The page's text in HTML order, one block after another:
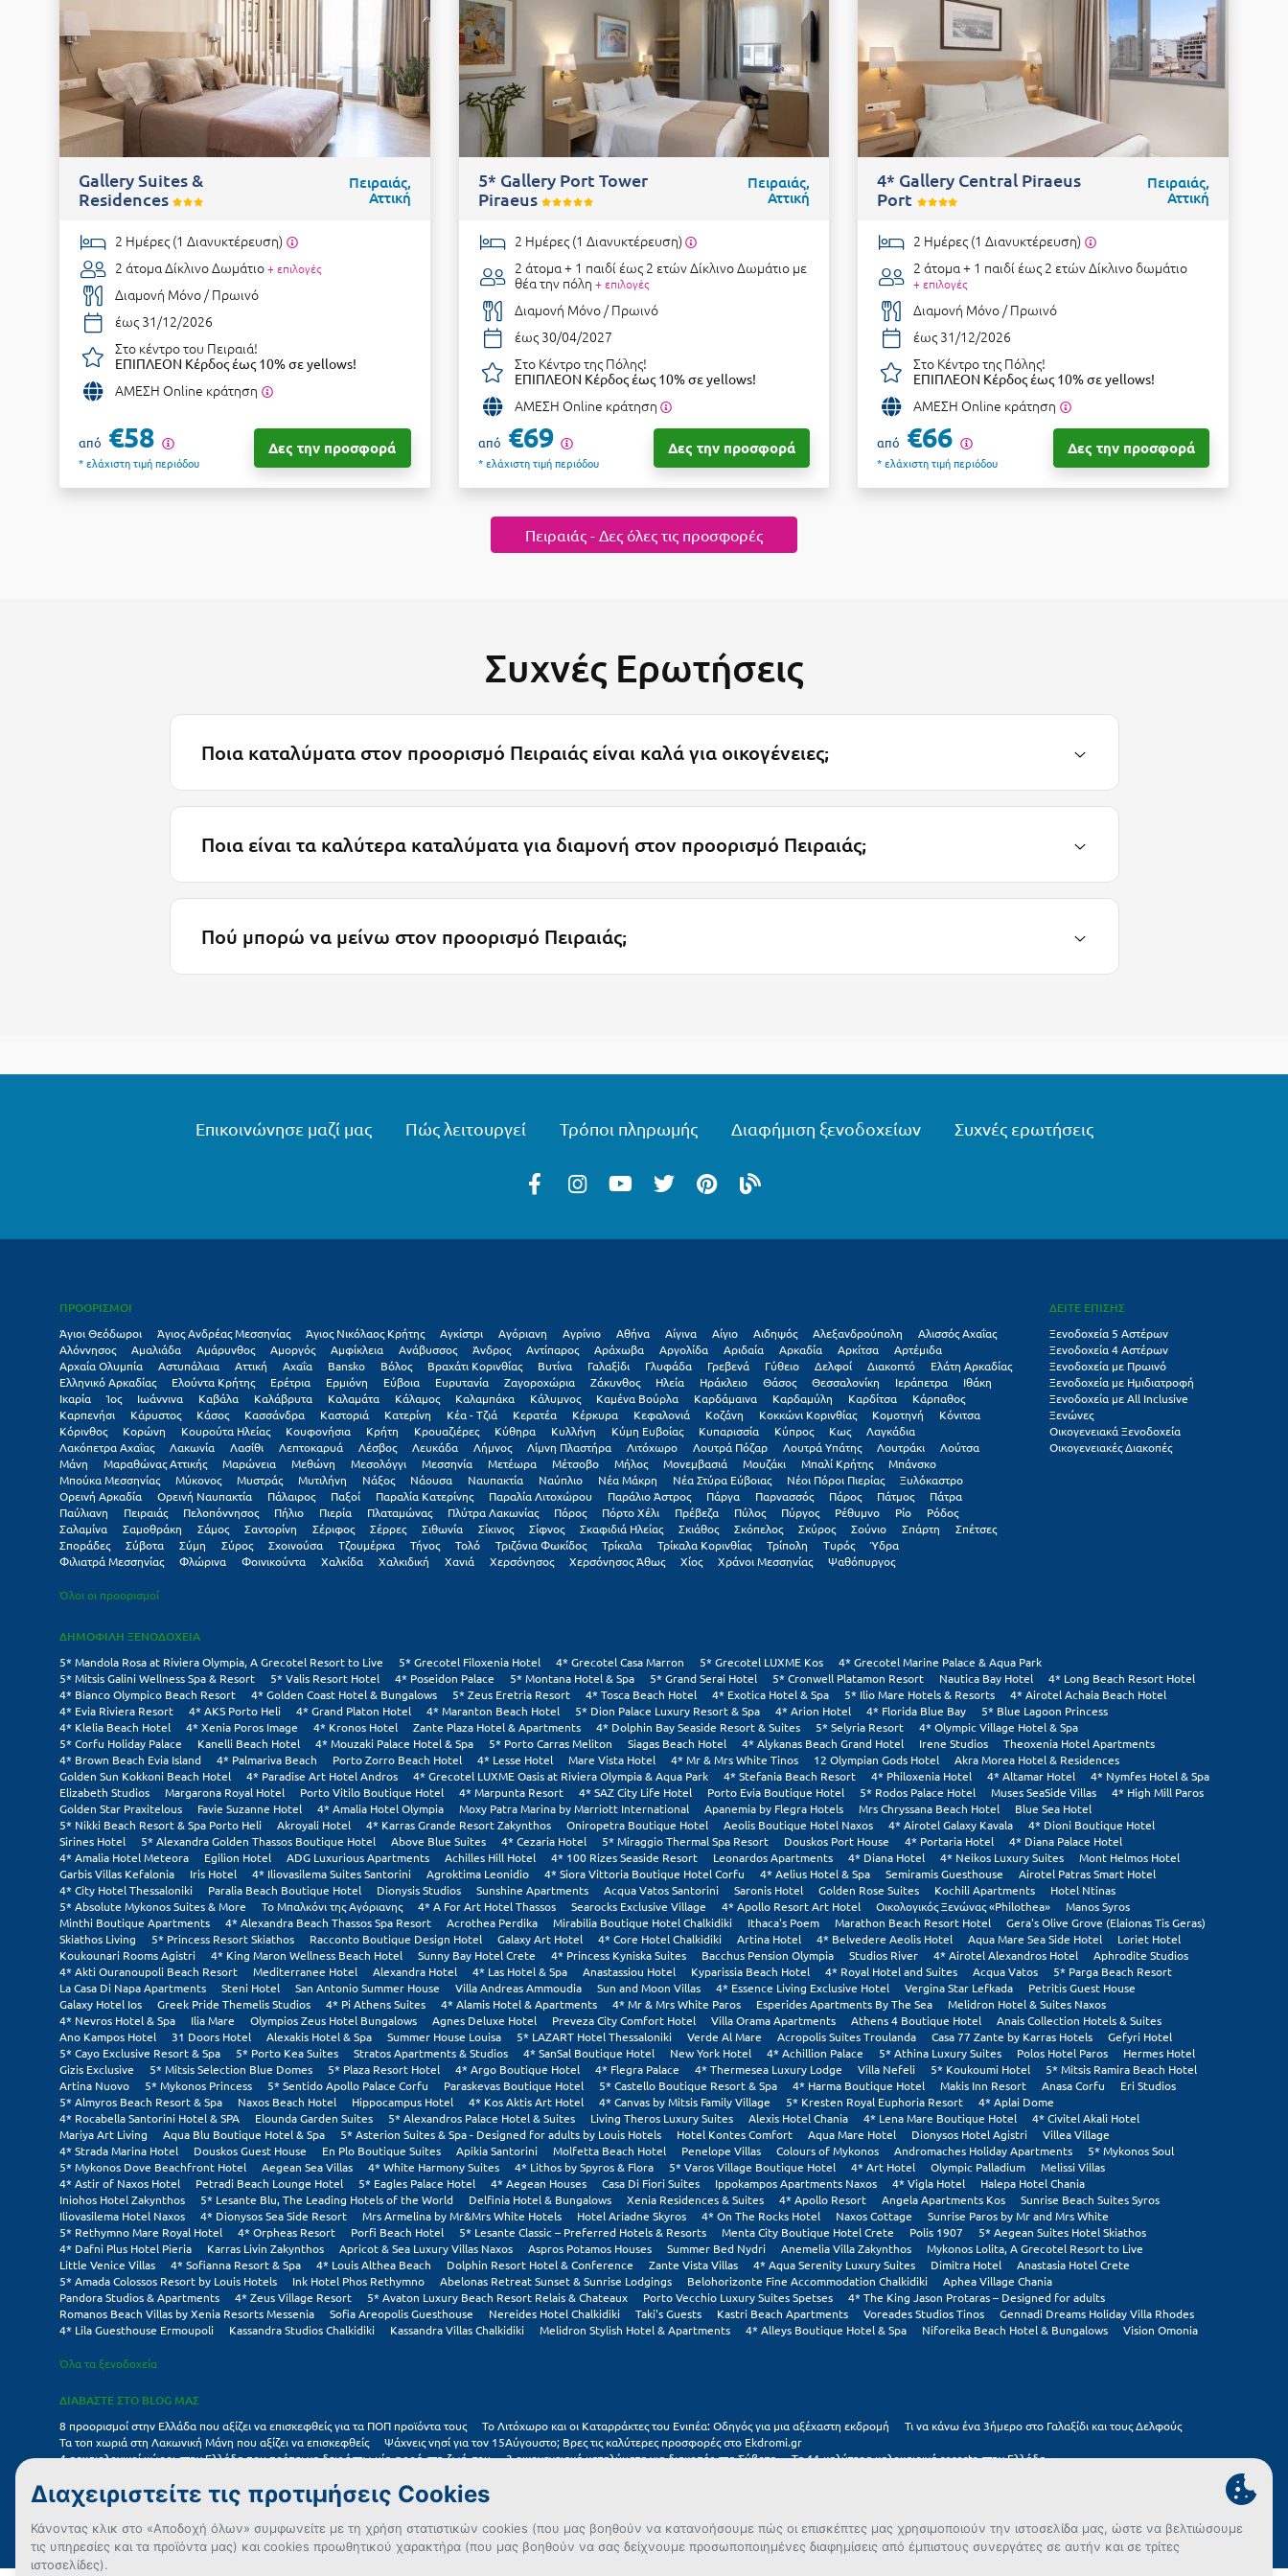
Gallery Suites &
Residences
Πειραιάς,
Αττική
2 Ημέρες (1 Διανυκτέρευση)
2 άτομαΔίκλινο Δωμάτιο+ επιλογές
Διαμονή Μόνο / Πρωινό
έως 31/12/2026
Στο κέντρο του Πειραιά!
ΕΠΙΠΛΕΟΝ Κέρδος έως 10% σε yellows!
ΑΜΕΣΗ Online κράτηση
από €58
* ελάχιστη τιμή περιόδου
Δες την προσφορά
5* Gallery Port Tower
Piraeus
Πειραιάς,
Αττική
2 Ημέρες (1 Διανυκτέρευση)
2 άτομα + 1 παιδί έως 2 ετώνΔίκλινο Δωμάτιο με
θέα την πόλη + επιλογές
Διαμονή Μόνο / Πρωινό
έως 30/04/2027
Στο Κέντρο της Πόλης!
ΕΠΙΠΛΕΟΝ Κέρδος έως 10% σε yellows!
ΑΜΕΣΗ Online κράτηση
από €69
* ελάχιστη τιμή περιόδου
Δες την προσφορά
4* Gallery Central Piraeus
Port
Πειραιάς,
Αττική
2 Ημέρες (1 Διανυκτέρευση)
2 άτομα + 1 παιδί έως 2 ετώνΔίκλινο δωμάτιο
+ επιλογές
Διαμονή Μόνο / Πρωινό
έως 31/12/2026
Στο Κέντρο της Πόλης!
ΕΠΙΠΛΕΟΝ Κέρδος έως 10% σε yellows!
ΑΜΕΣΗ Online κράτηση
από €66
* ελάχιστη τιμή περιόδου
Δες την προσφορά
Πειραιάς - Δες όλες τις προσφορές
Συχνές Ερωτήσεις
Ποια καταλύματα στον προορισμό Πειραιάς είναι καλά για οικογένειες;
Ποια είναι τα καλύτερα καταλύματα για διαμονή στον προορισμό Πειραιάς;
Πού μπορώ να μείνω στον προορισμό Πειραιάς;
Επικοινώνησε μαζί μας Πώς λειτουργεί Τρόποι πληρωμής Διαφήμιση ξενοδοχείων Συχνές ερωτήσεις
ΠΡΟΟΡΙΣΜΟΙ
Άγιοι Θεόδωροι Άγιος Ανδρέας Μεσσηνίας Άγιος Νικόλαος Κρήτης Αγκίστρι Αγόριανη Αγρίνιο Αθήνα Αίγινα Αίγιο Αιδηψός Αλεξανδρούπολη
Αλισσός Αχαΐας
Αλόννησος
Αμαλιάδα Αμάρυνθος Αμοργός Αμφίκλεια Ανάβυσσος Άνδρος Αντίπαρος Αράχωβα Αργολίδα Αριδαία Αρκαδία Αρκίτσα
Αρτέμιδα
Αρχαία Ολυμπία
Αστυπάλαια Αττική Αχαΐα Βansko Βόλος Βραχάτι Κορινθίας Βυτίνα Γαλαξiδι Γλυφάδα Γρεβενά Γύθειο Δελφοί Διακοπτό
Ελάτη Αρκαδίας
Ελληνικό Αρκαδίας
Ελούντα Κρήτης Ερέτρια Ερμιόνη Εύβοια Ευρυτανία Ζαγοροχώρια Ζάκυνθος Ηλεία Ηράκλειο Θάσος Θεσσαλονίκη Ιεράπετρα
Ιθάκη
Ικαρία
Ίος Ιωάννινα Καβάλα Καλάβρυτα Καλαμάτα Κάλαμος Καλαμπάκα Κάλυμνος Καμένα Βούρλα Καρδάμαινα Καρδαμύλη Καρδίτσα
Κάρπαθος
Καρπενήσι
Κάρυστος Κάσος Κασσάνδρα Καστοριά Κατερίνη Κέα - Τζιά Κερατέα Κέρκυρα Κεφαλονιά Κοζάνη Κοκκώνι Κορινθίας Κομοτηνή
Κόνιτσα
Κόρινθος
Κορώνη Κουρούτα Ηλείας Κουφονήσια Κρήτη Κρουαζιέρες Κύθηρα Κυλλήνη Κύμη Ευβοίας Κυπαρισσία Κύπρος Κως
Λαγκάδια
Λακόπετρα Αχαΐας
Λακωνία Λασίθι Λεπτοκαρυά Λέσβος Λευκάδα Λήμνος Λίμνη Πλαστήρα Λιτόχωρο Λουτρά Πόζαρ Λουτρά Υπάτης Λουτράκι
Λούτσα
Μάνη
Μαραθώνας Αττικής Μαρώνεια Μεθώνη Μεσολόγγι Μεσσηνία Μετέωρα Μέτσοβο Μήλος Μονεμβασιά Μουζάκι Μπαλί Κρήτης
Μπάνσκο
Μπούκα Μεσσηνίας
Μύκονος Μυστράς Μυτιλήνη Νάξος Νάουσα Ναυπακτία Ναύπλιο Νέα Μάκρη Νέα Στύρα Εύβοιας Νέοι Πόροι Πιερίας
Ξυλόκαστρο
Ορεινή Αρκαδία
Ορεινή Ναυπακτία Πάλαιρος Παξοί Παραλία Κατερίνης Παραλία Λιτοχώρου Παράλιο Άστρος Πάργα Παρνασσός Πάρος Πάτμος
Πάτρα
Παύλιανη
Πειραιάς Πελοπόννησος Πήλιο Πιερία Πλαταμώνας Πλύτρα Λακωνίας Πόρος Πόρτο Χέλι Πρέβεζα Πύλος Πύργος Ρέθυμνο Ρίο
Ρόδος
Σαλαμίνα
Σαμοθράκη Σάμος Σαντορίνη Σέριφος Σέρρες Σιθωνία Σίκινος Σίφνος Σκαφιδιά Ηλείας Σκιάθος Σκόπελος Σκύρος Σούνιο Σπάρτη
Σπέτσες
Σποράδες
Σύβοτα Σύμη Σύρος Σχοινούσα Τζουμέρκα Τήνος Τολό Τριζόνια Φωκίδος Τρίκαλα Τρίκαλα Κορινθίας Τρίπολη Τυρός
Ύδρα
Φιλιατρά Μεσσηνίας
Φλώρινα Φοινικούντα Χαλκίδα Χαλκιδική Χανιά Χερσόνησος Χερσόνησος Άθως Χίος Χράνοι Μεσσηνίας Ψαθόπυργος
Όλοι οι προορισμοί
ΔΕΙΤΕ ΕΠΙΣΗΣ
Ξενοδοχεία 5 Αστέρων
Ξενοδοχεία 4 Αστέρων
Ξενοδοχεία με Πρωινό
Ξενοδοχεία με Ημιδιατροφή
Ξενοδοχεία με All Inclusive
Ξενώνες
Οικογενειακά Ξενοδοχεία
Οικογενειακές Διακοπές
ΔΗΜΟΦΙΛΗ ΞΕΝΟΔΟΧΕΙΑ
5* Mandola Rosa at Riviera Olympia, A Grecotel Resort to Live 5* Grecotel Filoxenia Hotel 4* Grecotel Casa Marron 5* Grecotel LUXME Kos
4* Grecotel Marine Palace & Aqua Park
5* Mitsis Galini Wellness Spa & Resort
5* Valis Resort Hotel 4* Poseidon Palace 5* Montana Hotel & Spa 5* Grand Serai Hotel 5* Cronwell Platamon Resort Nautica Bay Hotel
4* Long Beach Resort Hotel
4* Bianco Olympico Beach Resort
4* Golden Coast Hotel & Bungalows 5* Zeus Eretria Resort 4* Tosca Beach Hotel 4* Exotica Hotel & Spa 5* Ilio Mare Hotels & Resorts
4* Airotel Achaia Beach Hotel
4* Evia Riviera Resort
4* AKS Porto Heli 4* Grand Platon Hotel 4* Maranton Beach Hotel 5* Dion Palace Luxury Resort & Spa 4* Arion Hotel 4* Florida Blue Bay
5* Blue Lagoon Princess
4* Klelia Beach Hotel
4* Xenia Poros Image 4* Kronos Hotel Zante Plaza Hotel & Apartments 4* Dolphin Bay Seaside Resort & Suites 5* Selyria Resort
4* Olympic Village Hotel & Spa
5* Corfu Holiday Palace
Kanelli Beach Hotel 4* Mouzaki Palace Hotel & Spa 5* Porto Carras Meliton Siagas Beach Hotel 4* Alykanas Beach Grand Hotel Irene Studios
Theoxenia Hotel Apartments
4* Brown Beach Evia Island
4* Palmariva Beach Porto Zorro Beach Hotel 4* Lesse Hotel Mare Vista Hotel 4* Mr & Mrs White Tinos 12 Olympian Gods Hotel
Akra Morea Hotel & Residences
Golden Sun Kokkoni Beach Hotel
4* Paradise Art Hotel Andros 4* Grecotel LUXME Oasis at Riviera Olympia & Aqua Park 4* Stefania Beach Resort 4* Philoxenia Hotel 4* Altamar Hotel
4* Nymfes Hotel & Spa
Elizabeth Studios
Margarona Royal Hotel Porto Vitilo Boutique Hotel 4* Marpunta Resort 4* SAZ City Life Hotel Porto Evia Boutique Hotel 5* Rodos Palace Hotel Muses SeaSide Villas
4* High Mill Paros
Golden Star Praxitelous
Favie Suzanne Hotel 4* Amalia Hotel Olympia Moxy Patra Marina by Marriott International Apanemia by Flegra Hotels Mrs Chryssana Beach Hotel
Blue Sea Hotel
5* Nikki Beach Resort & Spa Porto Heli
Akroyali Hotel 4* Karras Grande Resort Zakynthos Oniropetra Boutique Hotel Aeolis Boutique Hotel Naxos 4* Airotel Galaxy Kavala
4* Dioni Boutique Hotel
Sirines Hotel
5* Alexandra Golden Thassos Boutique Hotel Above Blue Suites 4* Cezaria Hotel 5* Miraggio Thermal Spa Resort Douskos Port House 4* Portaria Hotel
4* Diana Palace Hotel
4* Amalia Hotel Meteora
Egilion Hotel ADG Luxurious Apartments Achilles Hill Hotel 4* 100 Rizes Seaside Resort Leonardos Apartments 4* Diana Hotel 4* Neikos Luxury Suites
Mont Helmos Hotel
Garbis Villas Kefalonia
Iris Hotel 4* Iliovasilema Suites Santorini Agroktima Leonidio 4* Siora Vittoria Boutique Hotel Corfu 4* Aelius Hotel & Spa Semiramis Guesthouse
Airotel Patras Smart Hotel
4* City Hotel Thessaloniki
Paralia Beach Boutique Hotel Dionysis Studios Sunshine Apartments Acqua Vatos Santorini Saronis Hotel Golden Rose Suites Kochili Apartments
Hotel Ntinas
5* Absolute Mykonos Suites & More
Το Μπαλκόνι της Αγόριανης 4* A For Art Hotel Thassos Searocks Exclusive Village 4* Apollo Resort Art Hotel Οικολογικός Ξενώνας «Philothea»
Manos Syros
Minthi Boutique Apartments
4* Alexandra Beach Thassos Spa Resort Acrothea Perdika Mirabilia Boutique Hotel Chalkidiki Ithaca's Poem Marathon Beach Resort Hotel
Gera's Olive Grove (Elaionas Tis Geras)
Skiathos Living
5* Princess Resort Skiathos Racconto Boutique Design Hotel Galaxy Art Hotel 4* Core Hotel Chalkidiki Artina Hotel 4* Belvedere Aeolis Hotel Aqua Mare Sea Side Hotel
Loriet Hotel
Koukounari Rooms Agistri
4* King Maron Wellness Beach Hotel Sunny Bay Hotel Crete 4* Princess Kyniska Suites Bacchus Pension Olympia Studios River 4* Airotel Alexandros Hotel
Aphrodite Studios
4* Akti Ouranoupoli Beach Resort
Mediterranee Hotel Alexandra Hotel 4* Las Hotel & Spa Anastassiou Hotel Kyparissia Beach Hotel 4* Royal Hotel and Suites Acqua Vatos
5* Parga Beach Resort
La Casa Di Napa Apartments
Steni Hotel San Antonio Summer House Villa Andreas Ammoudia Sun and Moon Villas 4* Essence Living Exclusive Hotel Vergina Star Lefkada
Petritis Guest House
Galaxy Hotel Ios
Greek Pride Themelis Studios 4* Pi Athens Suites 4* Alamis Hotel & Apartments 4* Mr & Mrs White Paros Esperides Apartments By The Sea
Melidron Hotel & Suites Naxos
4* Nevros Hotel & Spa
Ilia Mare Olympios Zeus Hotel Bungalows Agnes Deluxe Hotel Preveza City Comfort Hotel Villa Orama Apartments Athens 4 Boutique Hotel
Anais Collection Hotels & Suites
Ano Kampos Hotel
31 Doors Hotel Alexakis Hotel & Spa Summer House Louisa 5* LAZART Hotel Thessaloniki Verde Al Mare Acropolis Suites Troulanda Casa 77 Zante by Karras Hotels
Gefyri Hotel
5* Cayo Exclusive Resort & Spa
5* Porto Kea Suites Stratos Apartments & Studios 4* SanSal Boutique Hotel New York Hotel 4* Achillion Palace 5* Athina Luxury Suites Polos Hotel Paros
Hermes Hotel
Gizis Exclusive
5* Mitsis Selection Blue Domes 5* Plaza Resort Hotel 4* Argo Boutique Hotel 4* Flegra Palace 4* Thermesea Luxury Lodge Villa Nefeli 5* Koukoumi Hotel
5* Mitsis Ramira Beach Hotel
Artina Nuovo
5* Mykonos Princess 5* Sentido Apollo Palace Corfu Paraskevas Boutique Hotel 5* Castello Boutique Resort & Spa 4* Harma Boutique Hotel Makis Inn Resort Anasa Corfu
Eri Studios
5* Almyros Beach Resort & Spa
Naxos Beach Hotel Hippocampus Hotel 4* Kos Aktis Art Hotel 4* Canvas by Mitsis Family Village 5* Kresten Royal Euphoria Resort
4* Aplai Dome
4* Rocabella Santorini Hotel & SPA
Elounda Garden Suites 5* Alexandros Palace Hotel & Suites Living Theros Luxury Suites Alexis Hotel Chania 4* Lena Mare Boutique Hotel
4* Civitel Akali Hotel
Mariya Art Living
Aqua Blu Boutique Hotel & Spa 5* Asterion Suites & Spa - Designed for adults by Louis Hotels Hotel Kontes Comfort Aqua Mare Hotel Dionysos Hotel Agistri
Villea Village
4* Strada Marina Hotel
Douskos Guest House En Plo Boutique Suites Apikia Santorini Molfetta Beach Hotel Penelope Villas Colours of Mykonos Andromaches Holiday Apartments
5* Mykonos Soul
5* Mykonos Dove Beachfront Hotel
Aegean Sea Villas 4* White Harmony Suites 4* Lithos by Spyros & Flora 5* Varos Village Boutique Hotel 4* Art Hotel Olympic Palladium
Melissi Villas
4* Astir of Naxos Hotel
Petradi Beach Lounge Hotel 5* Eagles Palace Hotel 4* Aegean Houses Casa Di Fiori Suites Ippokampos Apartments Naxos 4* Vigla Hotel
Halepa Hotel Chania
Iniohos Hotel Zakynthos
5* Lesante Blu, The Leading Hotels of the World Delfinia Hotel & Bungalows Xenia Residences & Suites 4* Apollo Resort Angela Apartments Kos
Sunrise Beach Suites Syros
Iliovasilema Hotel Naxos
4* Dionysos Sea Side Resort Mrs Armelina by Mr&Mrs White Hotels Hotel Ariadne Skyros 4* On The Rocks Hotel Naxos Cottage
Sunrise Paros by Mr and Mrs White
5* Rethymno Mare Royal Hotel
4* Orpheas Resort Porfi Beach Hotel 5* Lesante Classic – Preferred Hotels & Resorts Menta City Boutique Hotel Crete Polis 1907
5* Aegean Suites Hotel Skiathos
4* Dafni Plus Hotel Pieria
Karras Livin Zakynthos Apricot & Sea Luxury Villas Naxos Aspros Potamos Houses Summer Bed Nydri Anemelia Villa Zakynthos
Mykonos Lolita, A Grecotel Resort to Live
Little Venice Villas
4* Sofianna Resort & Spa 4* Louis Althea Beach Dolphin Resort Hotel & Conference Zante Vista Villas 4* Aqua Serenity Luxury Suites Dimitra Hotel
Anastasia Hotel Crete
5* Amada Colossos Resort by Louis Hotels
Ink Hotel Phos Rethymno Abelonas Retreat Sunset & Sunrise Lodgings Belohorizonte Fine Accommodation Chalkidiki
Aphea Village Chania
Pandora Studios & Apartments
4* Zeus Village Resort 5* Avaton Luxury Beach Resort Relais & Chateaux Porto Vecchio Luxury Suites Spetses
4* The King Jason Protaras – Designed for adults
Romanos Beach Villas by Xenia Resorts Messenia
Sofia Areopolis Guesthouse Nereides Hotel Chalkidiki Taki's Guests Kastri Beach Apartments Voreades Studios Tinos
Gennadi Dreams Holiday Villa Rhodes
4* Lila Guesthouse Ermoupoli
Kassandra Studios Chalkidiki Kassandra Villas Chalkidiki Melidron Stylish Hotel & Apartments 4* Alleys Boutique Hotel & Spa Niforeika Beach Hotel & Bungalows Vision Omonia
Όλα τα ξενοδοχεία
ΔΙΑΒΑΣΤΕ ΣΤΟ BLOG ΜΑΣ
8 προορισμοί στην Ελλάδα που αξίζει να επισκεφθείς για τα ΠΟΠ προϊόντα τους Το Λιτόχωρο και οι Καταρράκτες του Ενιπέα: Οδηγός για μια αξέχαστη εκδρομή
Τι να κάνω ένα 3ήμερο στο Γαλαξίδι και τους Δελφούς
Τα τοπ χωριά στη Λακωνική Μάνη που αξίζει να επισκεφθείς
Ψάχνεις νησί για τον 15Αύγουστο; Βρες τις καλύτερες προσφορές στο Ekdromi.gr
4 αρχαιολογικοί χώροι στην Ελλάδα που πρέπει να δεις έστω μία φορά στη ζωή σου
3 οικογενειακά καταλύματα για διακοπές στα Σύβοτα
Τα 11 καλύτερα καλοκαιρινά resorts στην Ελλάδα
Συχνές Ερωτήσεις (FAQs) για Ξενοδοχεία